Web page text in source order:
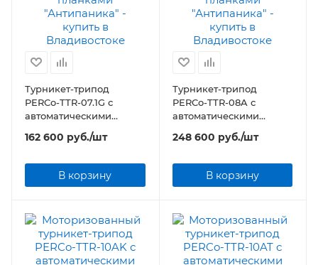
Турникет-трипод
PERCo-TTR-07.1G с
автоматическими
планками "Антипаника"
162 600 руб./шт
В корзину
Турникет-трипод
PERCo-TTR-08A с
автоматическими
планками "Антипаника"
248 600 руб./шт
В корзину